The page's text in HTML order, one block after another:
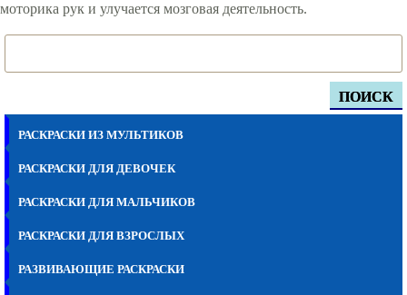
ПОИСК
РАСКРАСКИ ИЗ МУЛЬТИКОВ
РАСКРАСКИ ДЛЯ ДЕВОЧЕК
РАСКРАСКИ ДЛЯ МАЛЬЧИКОВ
РАСКРАСКИ ДЛЯ ВЗРОСЛЫХ
РАЗВИВАЮЩИЕ РАСКРАСКИ
моторика рук и улучается мозговая деятельность.